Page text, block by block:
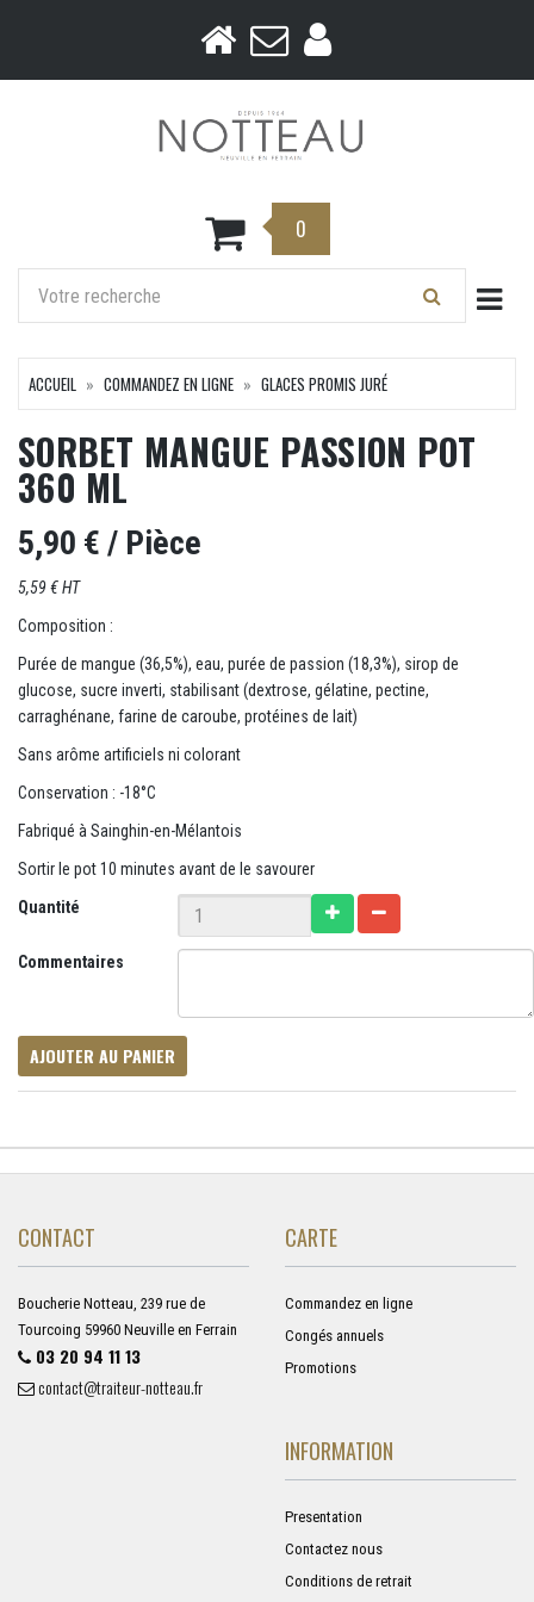
0
ACCUEIL COMMANDEZ EN LIGNE GLACES PROMIS JURÉ
SORBET MANGUE PASSION POT
360 ML
5,90 € / Pièce
5,59 € HT
Composition :
Purée de mangue (36,5%), eau, purée de passion (18,3%), sirop de
glucose, sucre inverti, stabilisant (dextrose, gélatine, pectine,
carraghénane, farine de caroube, protéines de lait)
Sans arôme artificiels ni colorant
Conservation : -18°C
Fabriqué à Sainghin-en-Mélantois
Sortir le pot 10 minutes avant de le savourer
Quantité
Commentaires
AJOUTER AU PANIER
CONTACT
Boucherie Notteau, 239 rue de
Tourcoing 59960 Neuville en Ferrain
03 20 94 11 13
contact@traiteur-notteau.fr
CARTE
Commandez en ligne
Congés annuels
Promotions
INFORMATION
Presentation
Contactez nous
Conditions de retrait